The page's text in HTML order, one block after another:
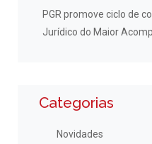
PGR promove ciclo de
Jurídico do Maior
Categorias
Novidades